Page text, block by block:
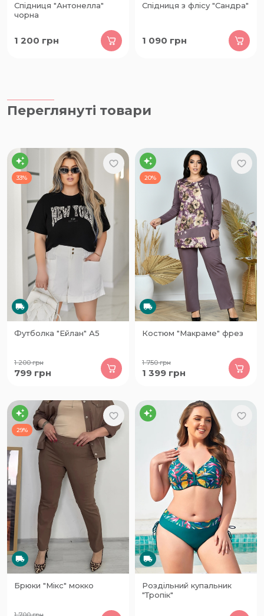
Спідниця "Антонелла"
чорна
1 200 грн
Спідниця з флісу "Сандра"
1 090 грн
Переглянуті товари
33%
Футболка "Ейлан" А5
1 200грн
799 грн
20%
Костюм "Макраме" фрез
1 750грн
1 399 грн
29%
Брюки "Мікс" мокко
Роздільний купальник
"Тропік"